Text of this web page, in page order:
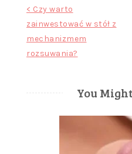
Nawigacja
wpisu
< Czy warto
zainwestować w stół z
mechanizmem
rozsuwania?
You